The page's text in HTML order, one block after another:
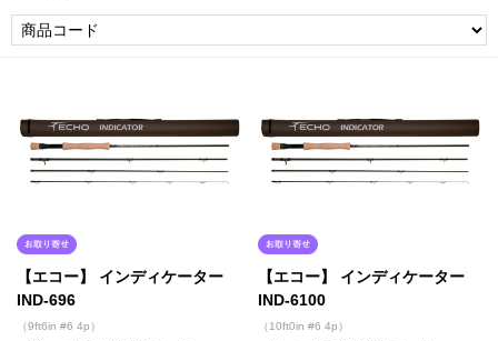
【エコー】 インディケーター
IND-696
（9ft6in #6 4p）
【エコー】 インディケーター
IND-6100
（10ft0in #6 4p）